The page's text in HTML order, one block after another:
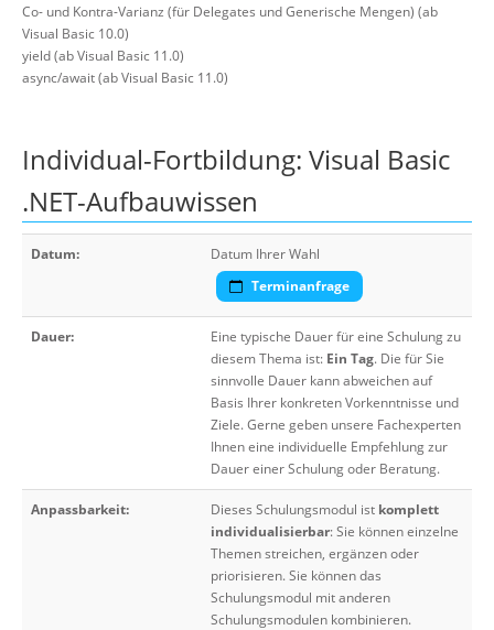
Co- und Kontra-Varianz (für Delegates und Generische Mengen) (ab
Visual Basic 10.0)
yield (ab Visual Basic 11.0)
async/await (ab Visual Basic 11.0)
Individual-Fortbildung: Visual Basic
.NET-Aufbauwissen
Datum:
Datum Ihrer Wahl
Terminanfrage
Dauer:
Eine typische Dauer für eine Schulung zu
diesem Thema ist: Ein Tag. Die für Sie
sinnvolle Dauer kann abweichen auf
Basis Ihrer konkreten Vorkenntnisse und
Ziele. Gerne geben unsere Fachexperten
Ihnen eine individuelle Empfehlung zur
Dauer einer Schulung oder Beratung.
Anpassbarkeit: Dieses Schulungsmodul ist komplett
individualisierbar: Sie können einzelne
Themen streichen, ergänzen oder
priorisieren. Sie können das
Schulungsmodul mit anderen
Schulungsmodulen kombinieren.